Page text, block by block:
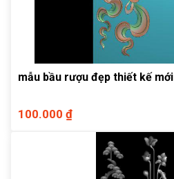
mẫu bầu rượu đẹp thiết kế mới
100.000 ₫